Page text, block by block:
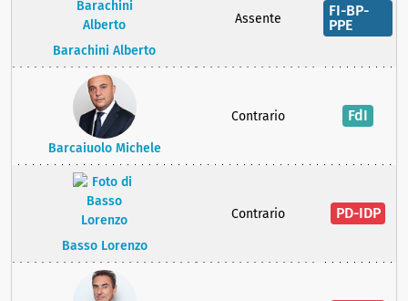
Barachini Alberto
Assente
FI-BP-
PPE
Barcaiuolo Michele
Contrario FdI
Basso Lorenzo
Contrario PD-IDP